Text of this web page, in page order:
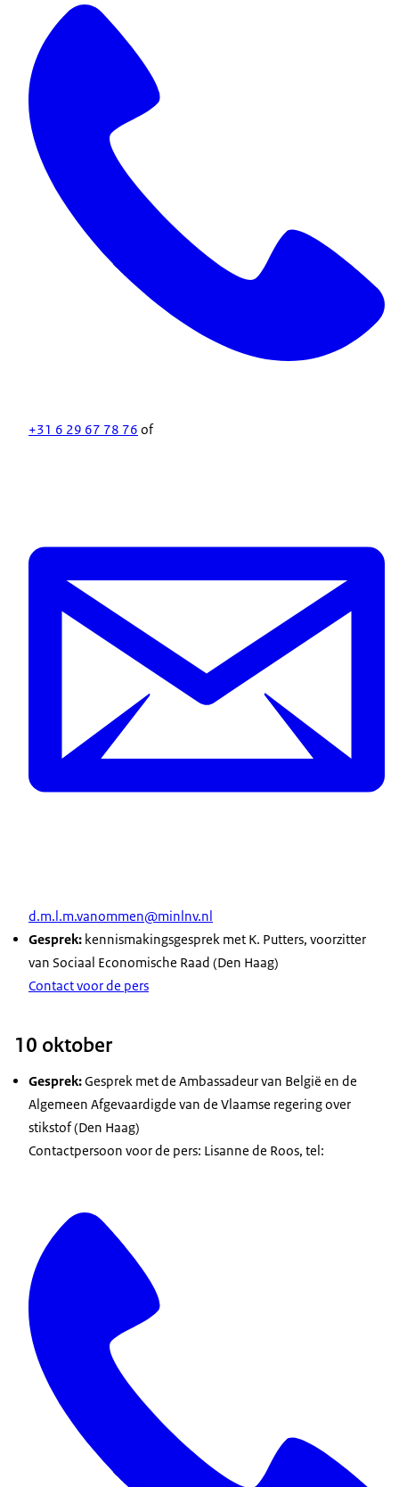
+31 6 29 67 78 76 of
d.m.l.m.vanommen@minlnv.nl
Gesprek: kennismakingsgesprek met K. Putters, voorzitter
van Sociaal Economische Raad (Den Haag)
Contact voor de pers
10 oktober
Gesprek:Gesprek met de Ambassadeur van België en de
Algemeen Afgevaardigde van de Vlaamse regering over
stikstof (Den Haag)
Contactpersoon voor de pers: Lisanne de Roos, tel: